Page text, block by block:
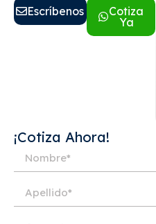
Escríbenos
Cotiza
Ya
¡Cotiza Ahora!